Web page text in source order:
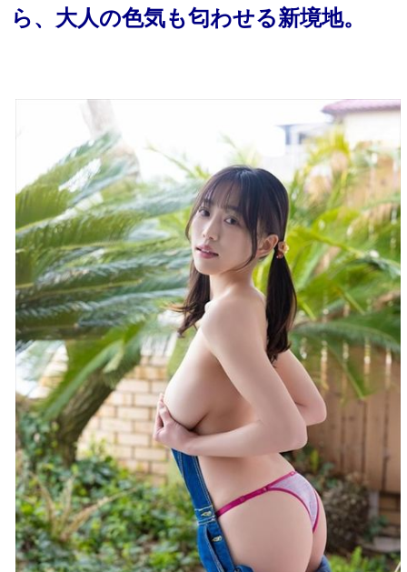
ら、大人の色気も匂わせる新境地。